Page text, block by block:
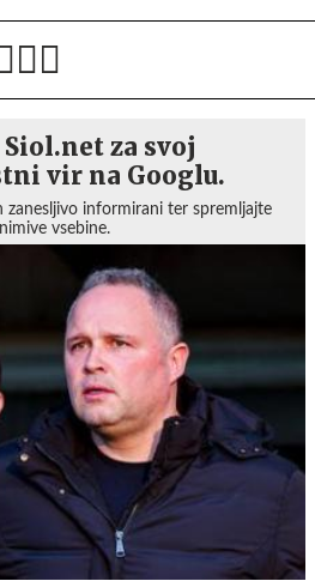
za svoj
vir na Googlu.
zanesljivo informirani ter spremljajte
vsebine.